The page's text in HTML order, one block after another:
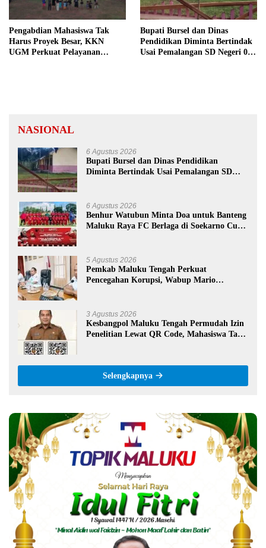
Pengabdian Mahasiswa Tak
Harus Proyek Besar, KKN
UGM Perkuat Pelayanan
Bupati Bursel dan Dinas
Pendidikan Diminta Bertindak
Usai Pemalangan SD Negeri 09
NASIONAL
6 Agustus 2026
Bupati Bursel dan Dinas Pendidikan
Diminta Bertindak Usai Pemalangan SD
6 Agustus 2026
Benhur Watubun Minta Doa untuk Banteng
Maluku Raya FC Berlaga di Soekarno Cup
5 Agustus 2026
Pemkab Maluku Tengah Perkuat
Pencegahan Korupsi, Wabup Mario
3 Agustus 2026
Kesbangpol Maluku Tengah Permudah Izin
Penelitian Lewat QR Code, Mahasiswa Tak
Selengkapnya